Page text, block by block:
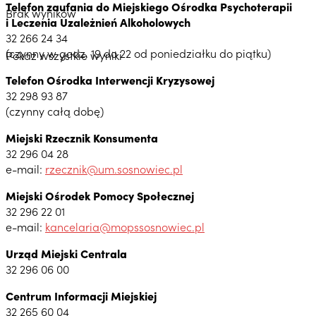
Brak wyników
Pokaż wszystkie wyniki
Telefon zaufania do Miejskiego Ośrodka Psychoterapii
i Leczenia Uzależnień Alkoholowych
32 266 24 34
(czynny w godz. 19 do 22 od poniedziałku do piątku)
Telefon Ośrodka Interwencji Kryzysowej
32 298 93 87
(czynny całą dobę)
Miejski Rzecznik Konsumenta
32 296 04 28
e-mail: rzecznik@um.sosnowiec.pl
Miejski Ośrodek Pomocy Społecznej
32 296 22 01
e-mail: kancelaria@mopssosnowiec.pl
Urząd Miejski Centrala
32 296 06 00
Centrum Informacji Miejskiej
32 265 60 04